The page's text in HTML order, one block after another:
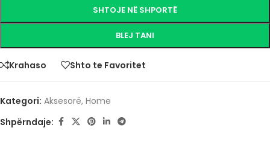
SHTOJE NË SHPORTË
BLEJ TANI
Krahaso Shto te Favoritet
Kategori: Aksesorë, Home
Shpërndaje: